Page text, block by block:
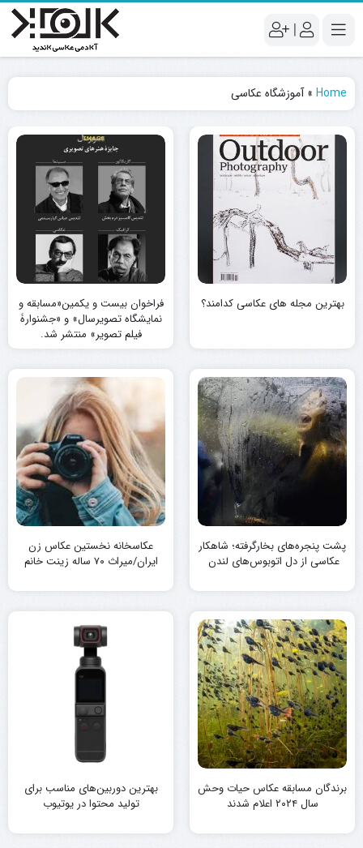
|
Home
»آموزشگاه عکاسی
بهترین مجله های عکاسی کدامند؟
فراخوان بیست و یکمین«مسابقه و
نمایشگاه تصویرسال» و «جشنوارۀ
فیلم تصویر» منتشر شد.
پشت پنجره‌های بخارگرفته؛ شاهکار
عکاسی از دل اتوبوس‌های لندن
عکاسخانه نخستین عکاس زن
ایران/میراث ۷۰ ساله زینت خانم
برندگان مسابقه عکاس حیات وحش
سال ۲۰۲۴ اعلام شدند
بهترین دوربین‌های مناسب برای
تولید محتوا در یوتیوب